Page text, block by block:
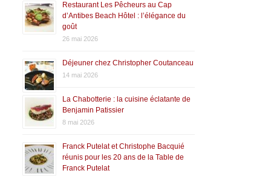
Restaurant Les Pêcheurs au Cap
d’Antibes Beach Hôtel : l’élégance du
goût
26 mai 2026
Déjeuner chez Christopher Coutanceau
14 mai 2026
La Chabotterie : la cuisine éclatante de
Benjamin Patissier
8 mai 2026
Franck Putelat et Christophe Bacquié
réunis pour les 20 ans de la Table de
Franck Putelat